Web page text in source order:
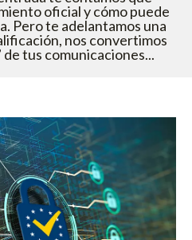
oficial y cómo puede
Pero te adelantamos una
nos convertimos
tus comunicaciones...